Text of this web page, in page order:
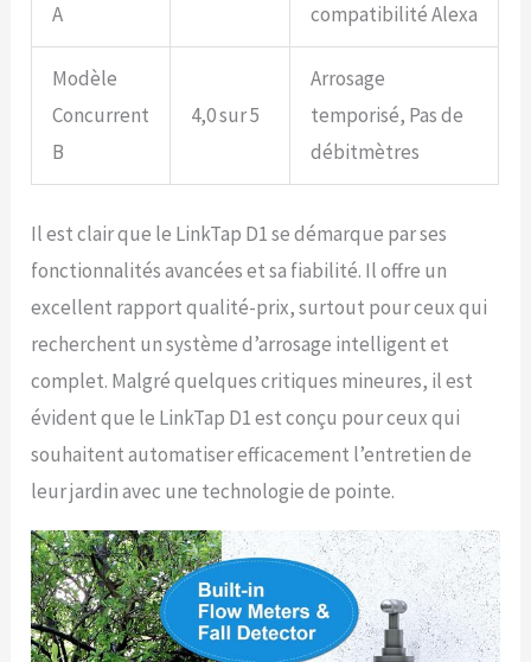
A
compatibilité Alexa
Modèle
Concurrent
B
4,0 sur 5
Arrosage
temporisé, Pas de
débitmètres
Il est clair que le LinkTap D1 se démarque par ses
fonctionnalités avancées et sa fiabilité. Il offre un
excellent rapport qualité-prix, surtout pour ceux qui
recherchent un système d’arrosage intelligent et
complet. Malgré quelques critiques mineures, il est
évident que le LinkTap D1 est conçu pour ceux qui
souhaitent automatiser efficacement l’entretien de
leur jardin avec une technologie de pointe.